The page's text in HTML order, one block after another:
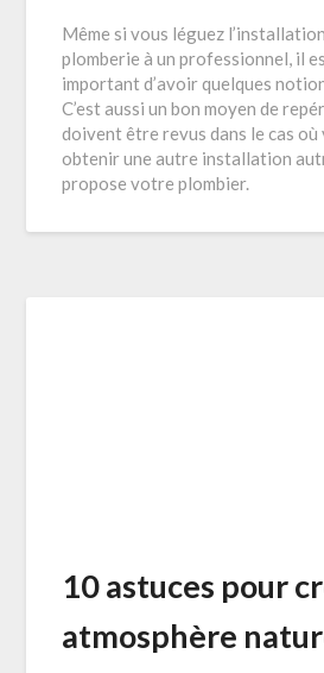
Même si vous léguez
plomberie à un professionnel, il
important d’avoir quelques
C’est aussi un bon moyen de
doivent être revus dans le cas
obtenir une autre installation
propose votre plombier.
10 astuces pour
atmosphère